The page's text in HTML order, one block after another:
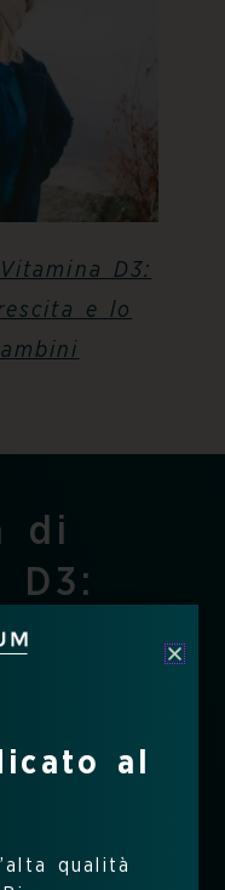
Vitamina D3:
e lo
di
D3:
e
i
dato
al
qualità